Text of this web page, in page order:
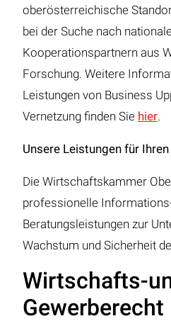
oberösterreichische
bei der Suche nach
Kooperationspartnern aus
Forschung. Weitere
Leistungen von Business
Vernetzung finden Sie hier.
Unsere Leistungen für
Die Wirtschaftskammer
professionelle
Beratungsleistungen zur
Wachstum und Sicherheit
Wirtschafts-
Gewerberecht